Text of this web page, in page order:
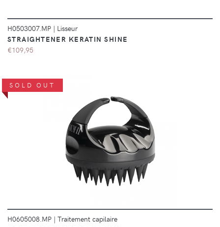
H0503007.MP | Lisseur
STRAIGHTENER KERATIN SHINE
€109,95
SOLD OUT
DÉTAILS
H0605008.MP | Traitement capilaire